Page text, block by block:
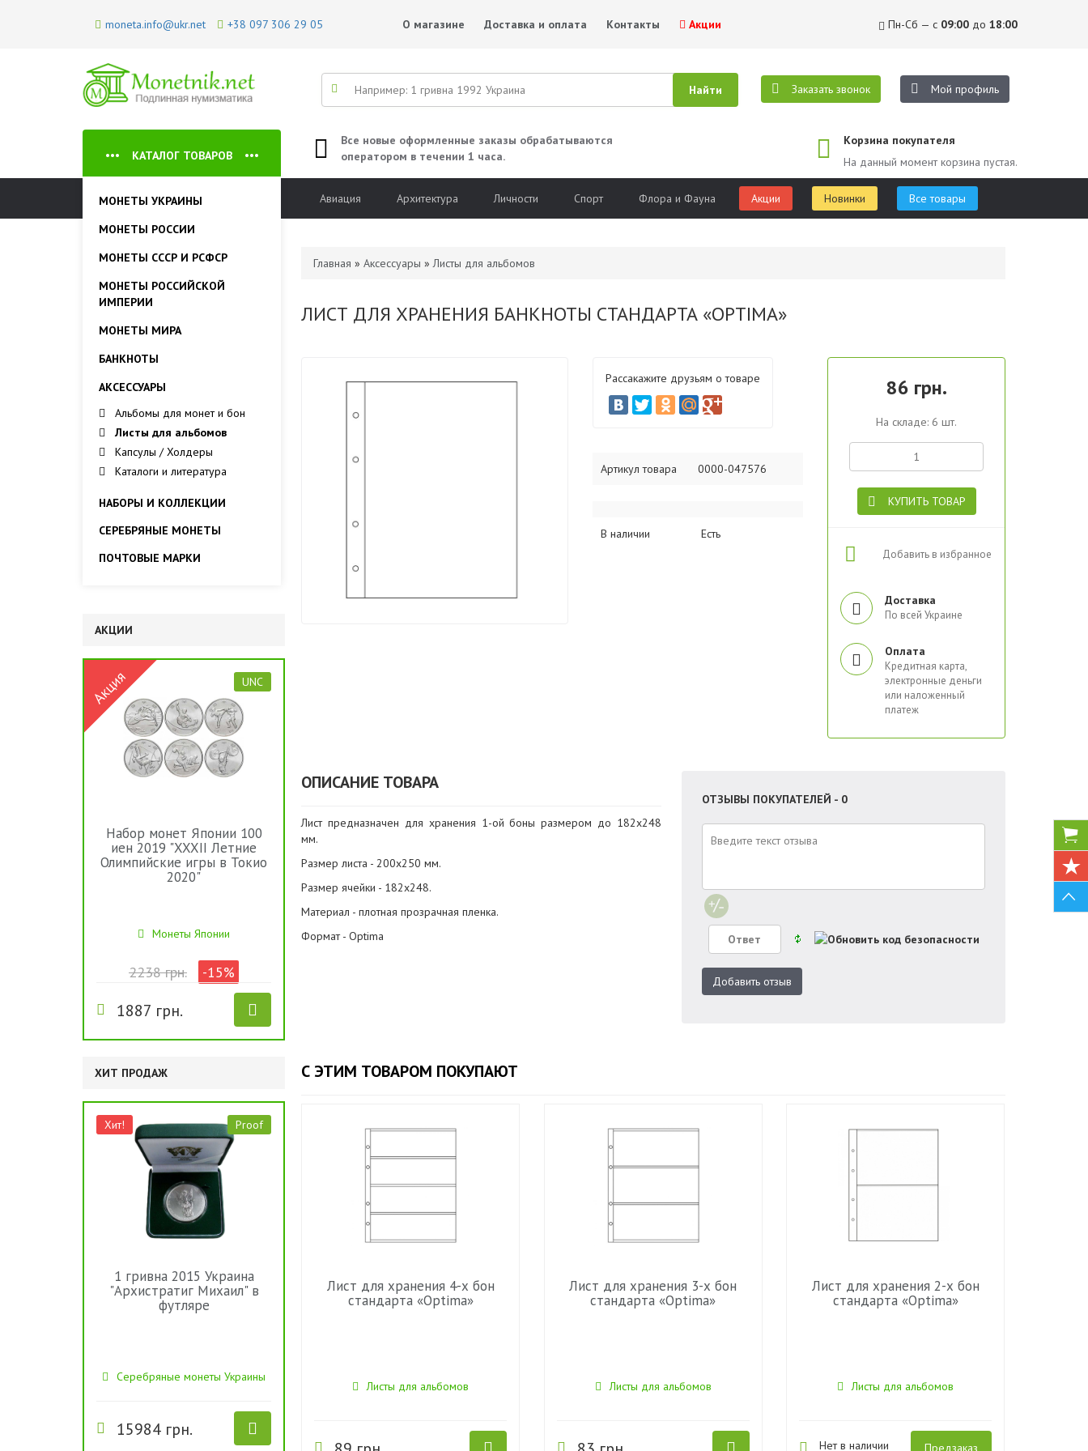
moneta.info@ukr.net +38 097 306 29 05 О магазине Доставка и оплата Контакты Акции Пн-Сб — с 09:00 до 18:00
Заказать звонок Мой профиль
Все новые оформленные заказы обрабатываются
оператором в течении 1 часа.
Корзина покупателя
На данный момент корзина пустая.
Авиация Архитектура Личности Спорт Флора и Фауна Акции Новинки Все товары
КАТАЛОГ ТОВАРОВ
МОНЕТЫ УКРАИНЫ
МОНЕТЫ РОССИИ
МОНЕТЫ СССР И РСФСР
МОНЕТЫ РОССИЙСКОЙ
ИМПЕРИИ
МОНЕТЫ МИРА
БАНКНОТЫ
АКСЕССУАРЫ
Альбомы для монет и бон
Листы для альбомов
Капсулы / Холдеры
Каталоги и литература
НАБОРЫ И КОЛЛЕКЦИИ
СЕРЕБРЯНЫЕ МОНЕТЫ
ПОЧТОВЫЕ МАРКИ
АКЦИИ
UNC
Набор монет Японии 100
иен 2019 "XXXII Летние
Олимпийские игры в Токио
2020"
Монеты Японии
2238 грн. -15%
1887 грн.
ХИТ ПРОДАЖ
Proof
Хит!
1 гривна 2015 Украина
"Архистратиг Михаил" в
футляре
Серебряные монеты Украины
15984 грн.
Главная » Аксессуары »Листы для альбомов
ЛИСТ ДЛЯ ХРАНЕНИЯ БАНКНОТЫ СТАНДАРТА «OPTIMA»
Рассакажите друзьям о товаре
Артикул товара 0000-047576
В наличии Есть
86 грн.
На складе: 6 шт.
КУПИТЬ ТОВАР
Добавить в избранное
Доставка
По всей Украине
Оплата
Кредитная карта,
электронные деньги
или наложенный
платеж
ОПИСАНИЕ ТОВАРА
Лист предназначен для хранения 1-ой боны размером до 182х248
мм.
Размер листа - 200х250 мм.
Размер ячейки - 182х248.
Материал - плотная прозрачная пленка.
Формат - Optima
ОТЗЫВЫ ПОКУПАТЕЛЕЙ - 0
Добавить отзыв
С ЭТИМ ТОВАРОМ ПОКУПАЮТ
Лист для хранения 4-х бон
стандарта «Optima»
Листы для альбомов
Лист для хранения 3-х бон
стандарта «Optima»
Листы для альбомов
Лист для хранения 2-х бон
стандарта «Optima»
Листы для альбомов
Нет в наличии Предзаказ